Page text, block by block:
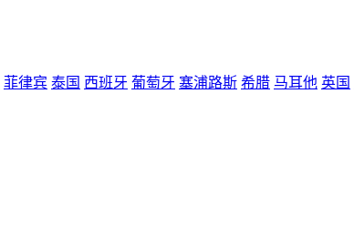
菲律宾 泰国 西班牙 葡萄牙 塞浦路斯 希腊 马耳他 英国